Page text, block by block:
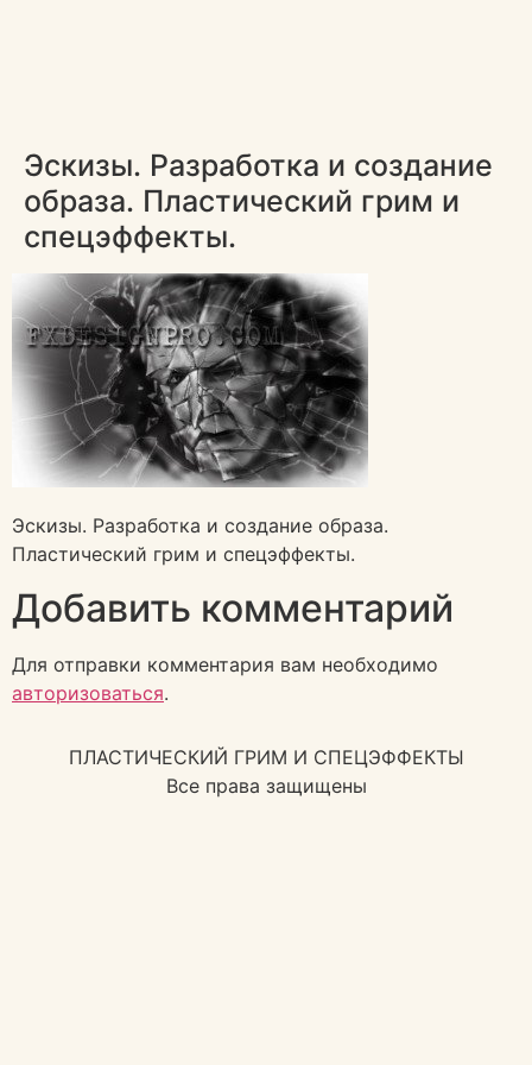
Эскизы. Разработка и создание
образа. Пластический грим и
спецэффекты.
Эскизы. Разработка и создание образа.
Пластический грим и спецэффекты.
Добавить комментарий
Для отправки комментария вам необходимо
авторизоваться.
ПЛАСТИЧЕСКИЙ ГРИМ И СПЕЦЭФФЕКТЫ
Все права защищены